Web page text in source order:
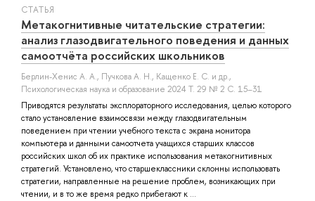
СТАТЬЯ
Метакогнитивные читательские стратегии:
анализ глазодвигательного поведения и данных
самоотчёта российских школьников
Берлин-Хенис А. А., Пучкова А. Н., Кащенко Е. С. и др.,
Психологическая наука и образование 2024 Т. 29 № 2 С. 15–31
Приводятся результаты эксплораторного исследования, целью которого
стало установление взаимосвязи между глазодвигательным
поведением при чтении учебного текста с экрана монитора
компьютера и данными самоотчета учащихся старших классов
российских школ об их практике использования метакогнитивных
стратегий. Установлено, что старшеклассники склонны использовать
стратегии, направленные на решение проблем, возникающих при
чтении, и в то же время редко прибегают к ...